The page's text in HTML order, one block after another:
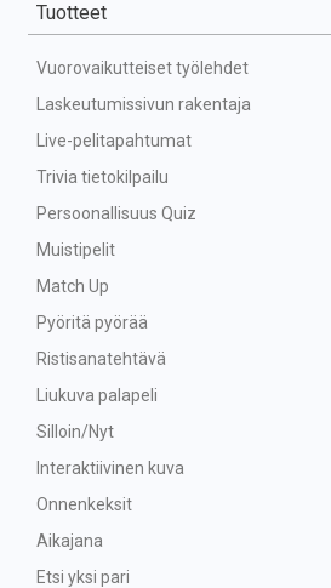
Tuotteet
Vuorovaikutteiset työlehdet
Laskeutumissivun rakentaja
Live-pelitapahtumat
Trivia tietokilpailu
Persoonallisuus Quiz
Muistipelit
Match Up
Pyöritä pyörää
Ristisanatehtävä
Liukuva palapeli
Silloin/Nyt
Interaktiivinen kuva
Onnenkeksit
Aikajana
Etsi yksi pari